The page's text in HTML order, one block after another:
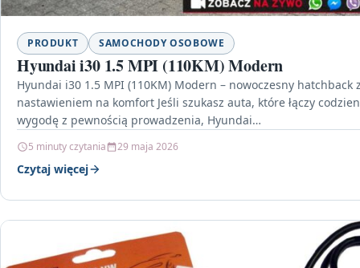
PRODUKT SAMOCHODY OSOBOWE
Hyundai i30 1.5 MPI (110KM) Modern
Hyundai i30 1.5 MPI (110KM) Modern – nowoczesny hatchback
nastawieniem na komfort Jeśli szukasz auta, które łączy
wygodę z pewnością prowadzenia, Hyundai…
5 minuty czytania 29 maja 2026
Czytaj więcej